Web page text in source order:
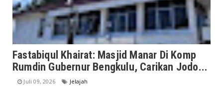
Fastabiqul Khairat: Masjid Manar Di Komp
Rumdin Gubernur Bengkulu, Carikan Jodo...
Juli 09, 2026 Jelajah